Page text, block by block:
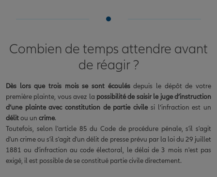
Combien de temps attendre avant
de réagir ?
Dès lors que trois mois se sont écoulésdepuis le dépôt de votre
première plainte, vous avez la possibilité de saisir le juge d’instruction
d’une plainte avec constitution de partie civilesi l’infraction est un
délitou un crime.
Toutefois, selon l'article 85 du Code de procédure pénale, s'il s'agit
d'un crime ou s'il s'agit d'un délit de presse prévu par la loi du 29 juillet
1881 ou d'infraction au code électoral, le délai de 3 mois n'est pas
exigé, il est possible de se constitué partie civile directement.